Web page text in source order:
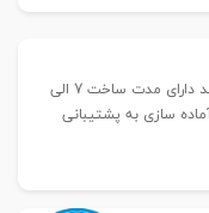
محصولاتی که در حالت پیش خرید هستند دارای مدت ساخت 7 الی
سازی به پشتیبانی